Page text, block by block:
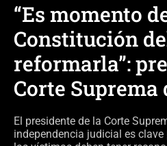
“Es momento
Constitución
reformarla”:
Corte
El presidente de la Corte
independencia judicial es